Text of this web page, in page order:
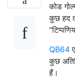
कोड
कुछ हद
QB64
कुछ
हैं।